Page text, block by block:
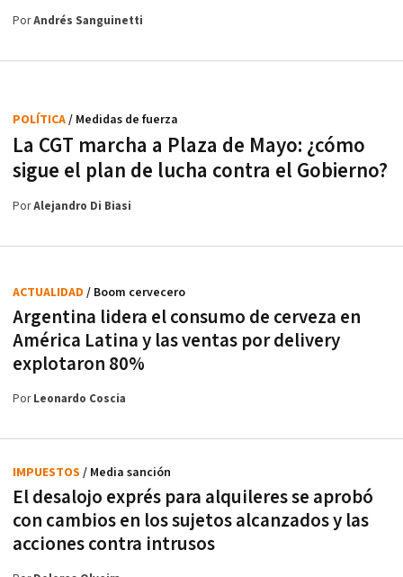
PorAndrés Sanguinetti
La CGT marcha a Plaza de Mayo: ¿cómo
sigue el plan de lucha contra el Gobierno?
POLÍTICA/ Medidas de fuerza
PorAlejandro Di Biasi
Argentina lidera el consumo de cerveza en
América Latina y las ventas por delivery
explotaron 80%
ACTUALIDAD / Boom cervecero
PorLeonardo Coscia
El desalojo exprés para alquileres se aprobó
con cambios en los sujetos alcanzados y las
acciones contra intrusos
IMPUESTOS / Media sanción